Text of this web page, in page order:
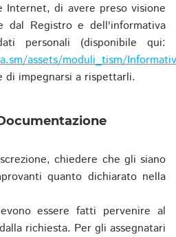
di avere preso visione
dal Registro e dell'informativa
personali (disponibile qui:
assets/moduli_tism/
di impegnarsi a rispettarli.
chiedere che gli siano
quanto dichiarato nella
essere fatti pervenire al
richiesta. Per gli assegnatari